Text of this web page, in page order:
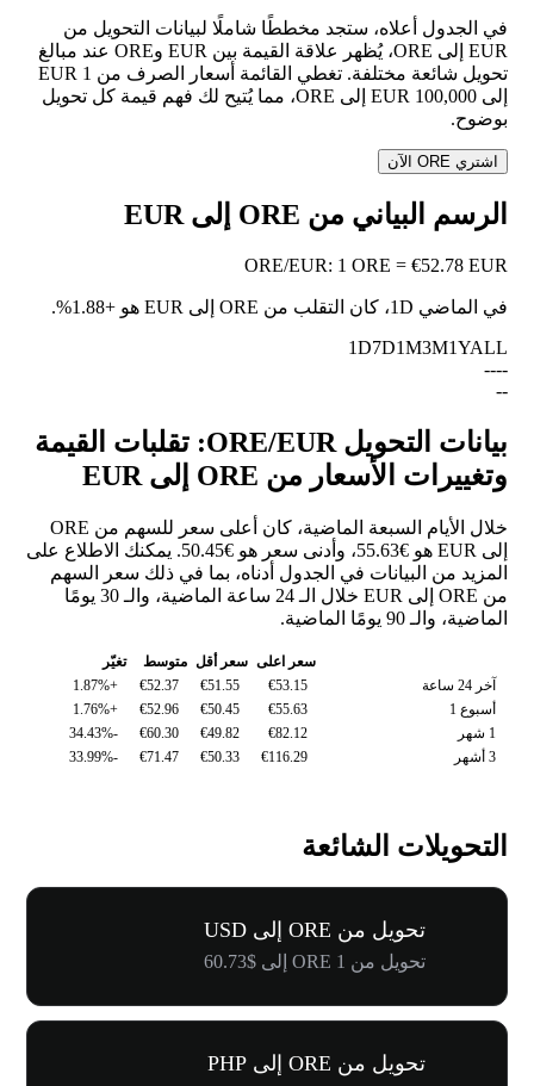
في الجدول أعلاه، ستجد مخططًا شاملًا لبيانات التحويل من
EUR إلى ORE، يُظهر علاقة القيمة بين EUR وORE عند مبالغ
تحويل شائعة مختلفة. تغطي القائمة أسعار الصرف من 1 EUR
إلى 100,000 EUR إلى ORE، مما يُتيح لك فهم قيمة كل تحويل
بوضوح.
اشتري ORE الآن
الرسم البياني من ORE إلى EUR
ORE/EUR: 1 ORE = €52.78 EUR
في الماضي 1D، كان التقلب من ORE إلى EUR هو +1.88%
.
1D7D1M3M1YALL
--
--
--
بيانات التحويل ORE/EUR: تقلبات القيمة
وتغييرات الأسعار من ORE إلى EUR
خلال الأيام السبعة الماضية، كان أعلى سعر للسهم من ORE
إلى EUR هو €55.63، وأدنى سعر هو €50.45. يمكنك الاطلاع على
المزيد من البيانات في الجدول أدناه، بما في ذلك سعر السهم
من ORE إلى EUR خلال الـ 24 ساعة الماضية، والـ 30 يومًا
الماضية، والـ 90 يومًا الماضية.
سعر اعلى سعر أقل متوسط
تغيّر
آخر 24 ساعة
€53.15
€51.55
€52.37
+1.87%
أسبوع 1
€55.63
€50.45
€52.96
+1.76%
1 شهر
€82.12
€49.82
€60.30
-34.43%
3 أشهر
€116.29
€50.33
€71.47
-33.99%
التحويلات الشائعة
تحويل من ORE إلى USD
تحويل من 1 ORE إلى $60.73
تحويل من ORE إلى PHP